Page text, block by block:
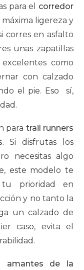
para el corredor
ligereza y
corres en asfalto
unas zapatillas
como
con calzado
el pie. Eso sí,
para trail runners
. Si disfrutas los
necesitas algo
este modelo te
prioridad en
y no tanto la
un calzado de
caso, evita el
amantes de la